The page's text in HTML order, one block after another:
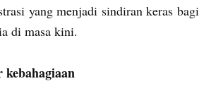
yang menjadi sindiran keras bagi
di masa kini.
kebahagiaan